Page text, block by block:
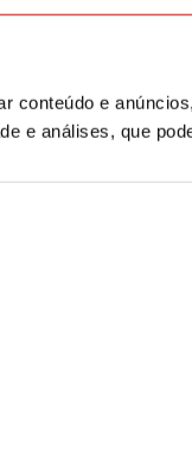
conteúdo e
e análises, que